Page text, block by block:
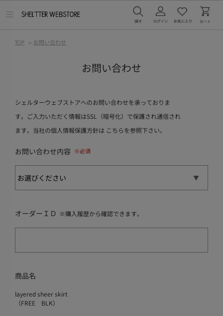
TOP > お問い合わせ
お問い合わせ
シェルターウェブストアへのお問い合わせを承っておりま
す。ご入力いただく情報はSSL（暗号化）で保護され通信され
ます。当社の個人情報保護方針は こちらを参照下さい。
お問い合わせ内容
オーダーＩＤ ※購入履歴から確認できます。
商品名
layered sheer skirt
（FREE BLK）